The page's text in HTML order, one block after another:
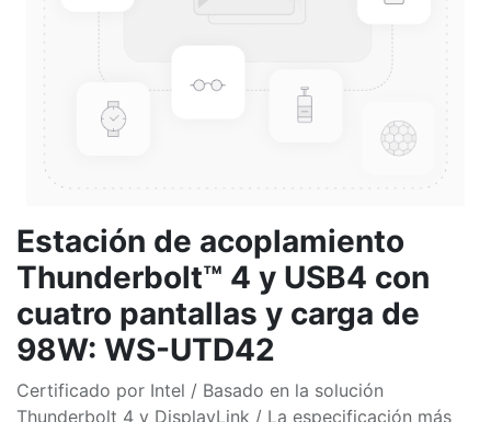
Estación de acoplamiento
Thunderbolt™ 4 y USB4 con
cuatro pantallas y carga de
98W: WS-UTD42
Certificado por Intel / Basado en la solución
Thunderbolt 4 y DisplayLink / La especificación más